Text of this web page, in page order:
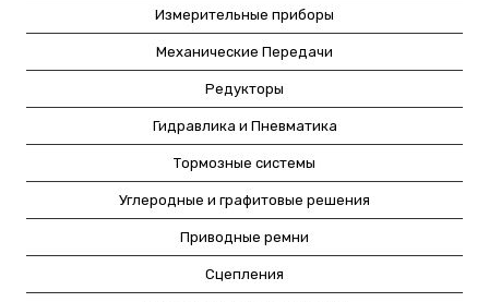
Измерительные приборы
Механические Передачи
Редукторы
Гидравлика и Пневматика
Тормозные системы
Углеродные и графитовые решения
Приводные ремни
Сцепления